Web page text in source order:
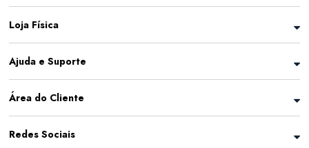
Loja Física
Ajuda e Suporte
Área do Cliente
Redes Sociais